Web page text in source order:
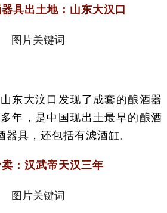
具出土地：山东大汉口
东大汶口发现了成套的酿酒器
年，是中国现出土最早的酿酒
具，还包括有滤酒缸。
：汉武帝天汉三年